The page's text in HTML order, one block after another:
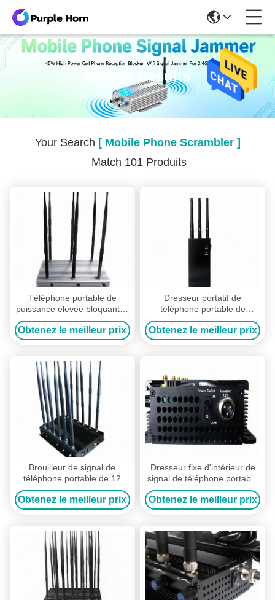
Search Results
Your Search [ Mobile Phone Scrambler ]
Match 101 Produits
Téléphone portable de
puissance élevée bloquant le
dispositif, brouilleur 2G 3G
4G de téléphone portable
Obtenez le meilleur prix
Dresseur portatif de
téléphone portable de
batterie rechargeable,
brouilleur de téléphone
portable humidité de 5% - de
Obtenez le meilleur prix
Brouilleur de signal de
téléphone portable de 12
antennes de rf rayon efficace
de couverture de 10 - de
50m
Obtenez le meilleur prix
Dresseur fixe d'intérieur de
signal de téléphone portable
de la Manche du dispositif de
blindage de signal 6
Obtenez le meilleur prix